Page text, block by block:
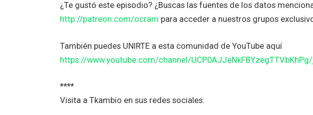
¿Te gustó este episodio? ¿Buscas las fuentes de los datos
http://patreon.com/ocram para acceder a nuestros grupos
También puedes UNIRTE a esta comunidad de YouTube aquí
https://www.youtube.com/channel/
****
Visita a Tkambio en sus redes sociales: